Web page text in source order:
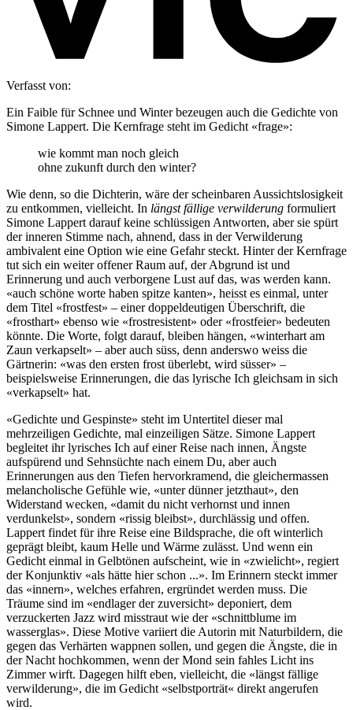
Verfasst von:
Ein Faible für Schnee und Winter bezeugen auch die Gedichte von
Simone Lappert. Die Kernfrage steht im Gedicht «frage»:
wie kommt man noch gleich
ohne zukunft durch den winter?
Wie denn, so die Dichterin, wäre der scheinbaren Aussichtslosigkeit
zu entkommen, vielleicht. In längst fällige verwilderung formuliert
Simone Lappert darauf keine schlüssigen Antworten, aber sie spürt
der inneren Stimme nach, ahnend, dass in der Verwilderung
ambivalent eine Option wie eine Gefahr steckt. Hinter der Kernfrage
tut sich ein weiter offener Raum auf, der Abgrund ist und
Erinnerung und auch verborgene Lust auf das, was werden kann.
«auch schöne worte haben spitze kanten», heisst es einmal, unter
dem Titel «frostfest» – einer doppeldeutigen Überschrift, die
«frosthart» ebenso wie «frostresistent» oder «frostfeier» bedeuten
könnte. Die Worte, folgt darauf, bleiben hängen, «winterhart am
Zaun verkapselt» – aber auch süss, denn anderswo weiss die
Gärtnerin: «was den ersten frost überlebt, wird süsser» –
beispielsweise Erinnerungen, die das lyrische Ich gleichsam in sich
«verkapselt» hat.
«Gedichte und Gespinste» steht im Untertitel dieser mal
mehrzeiligen Gedichte, mal einzeiligen Sätze. Simone Lappert
begleitet ihr lyrisches Ich auf einer Reise nach innen, Ängste
aufspürend und Sehnsüchte nach einem Du, aber auch
Erinnerungen aus den Tiefen hervorkramend, die gleichermassen
melancholische Gefühle wie, «unter dünner jetzthaut», den
Widerstand wecken, «damit du nicht verhornst und innen
verdunkelst», sondern «rissig bleibst», durchlässig und offen.
Lappert findet für ihre Reise eine Bildsprache, die oft winterlich
geprägt bleibt, kaum Helle und Wärme zulässt. Und wenn ein
Gedicht einmal in Gelbtönen aufscheint, wie in «zwielicht», regiert
der Konjunktiv «als hätte hier schon ...». Im Erinnern steckt immer
das «innern», welches erfahren, ergründet werden muss. Die
Träume sind im «endlager der zuversicht» deponiert, dem
verzuckerten Jazz wird misstraut wie der «schnittblume im
wasserglas». Diese Motive variiert die Autorin mit Naturbildern, die
gegen das Verhärten wappnen sollen, und gegen die Ängste, die in
der Nacht hochkommen, wenn der Mond sein fahles Licht ins
Zimmer wirft. Dagegen hilft eben, vielleicht, die «längst fällige
verwilderung», die im Gedicht «selbstporträt« direkt angerufen
wird.